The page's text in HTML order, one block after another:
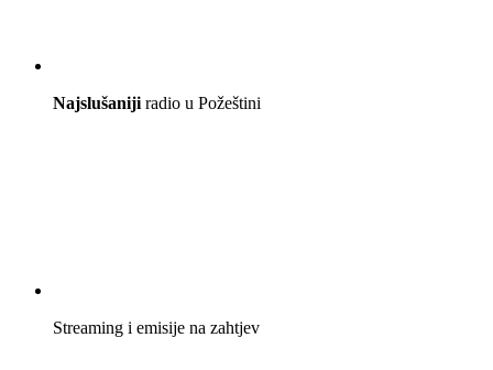
Najslušaniji radio u Požeštini
Streaming i emisije na zahtjev